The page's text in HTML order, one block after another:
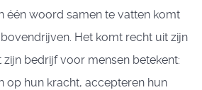
één woord samen te vatten komt
bovendrijven. Het komt recht uit zijn
zijn bedrijf voor mensen betekent:
op hun kracht, accepteren hun